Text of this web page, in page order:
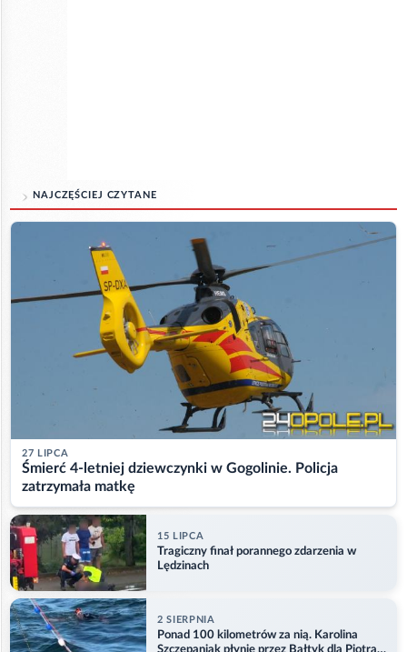
NAJCZĘŚCIEJ CZYTANE
27 LIPCA
Śmierć 4-letniej dziewczynki w Gogolinie. Policja
zatrzymała matkę
15 LIPCA
Tragiczny finał porannego zdarzenia w
Lędzinach
2 SIERPNIA
Ponad 100 kilometrów za nią. Karolina